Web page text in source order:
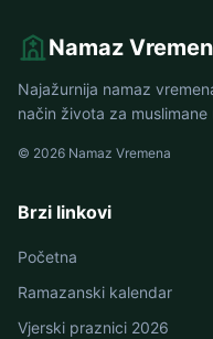
Namaz
Najažurnija namaz
način života za muslimane
© 2026 Namaz Vremena
Brzi linkovi
Početna
Ramazanski kalendar
Vjerski praznici 2026